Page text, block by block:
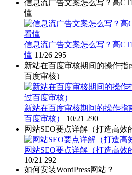
信息流广告文案怎么写？高
懂
信息流广告文案怎么写？高
懂 11/26 295
新站在百度审核期间的操作指
百度审核）
新站在百度审核期间的操作指
百度审核）
10/21 290
网站SEO要点详解（打造高效
网站SEO要点详解（打造高效
10/21 292
如何安装WordPress网站？